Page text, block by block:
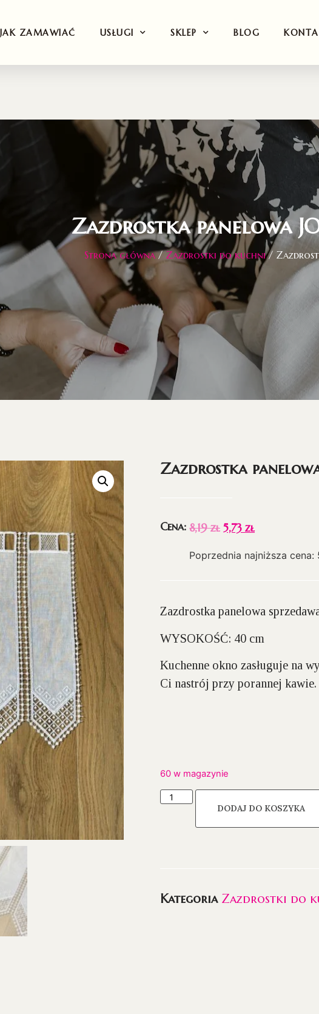
JAK ZAMAWIAĆ USŁUGI SKLEP BLOG
Zazdrostka panelowa
Strona główna/Zazdrostki do kuchni/
Zazdrostka
Cena: 8,19zł 5,73 zł
Poprzednia najniższa cena:
Zazdrostka panelowa
WYSOKOŚĆ: 40 cm
Kuchenne okno zasługuje na
Ci nastrój przy porannej kawie.
60 w magazynie
DODAJ DO KOSZYKA
Kategoria Zazdrostki do